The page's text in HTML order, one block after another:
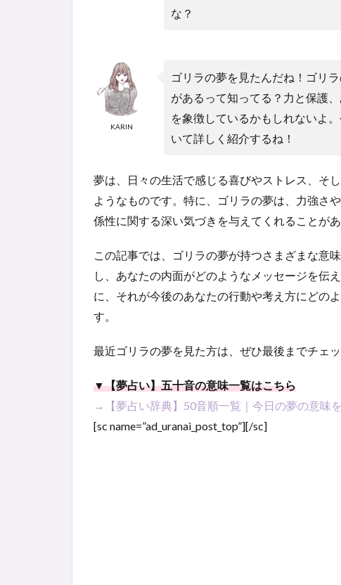
な？
KARIN
ゴリラの夢を見たんだね！ゴリ
があるって知ってる？力と保護
を象徴しているかもしれないよ
いて詳しく紹介するね！
夢は、日々の生活で感じる喜びやストレス、そ
ようなものです。特に、ゴリラの夢は、力強さ
係性に関する深い気づきを与えてくれることがあ
この記事では、ゴリラの夢が持つさまざまな意
し、あなたの内面がどのようなメッセージを伝
に、それが今後のあなたの行動や考え方にどの
す。
最近ゴリラの夢を見た方は、ぜひ最後までチェ
▼【夢占い】五十音の意味一覧はこちら
→【夢占い辞典】50音順一覧｜今日の夢の意味
[sc name=”ad_uranai_post_top”][/sc]